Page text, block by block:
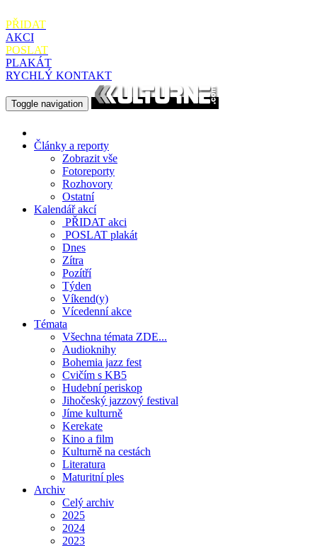
PŘIDAT
AKCI
POSLAT
PLAKÁT
RYCHLÝ KONTAKT
Toggle navigation
Články a reporty
Zobrazit vše
Fotoreporty
Rozhovory
Ostatní
Kalendář akcí
PŘIDAT akci
POSLAT plakát
Dnes
Zítra
Pozítří
Týden
Víkend(y)
Vícedenní akce
Témata
Všechna témata ZDE...
Audioknihy
Bohemia jazz fest
Cvičím s KB5
Hudební periskop
Jihočeský jazzový festival
Jíme kulturně
Kerekate
Kino a film
Kulturně na cestách
Literatura
Maturitní ples
Archiv
Celý archiv
2025
2024
2023